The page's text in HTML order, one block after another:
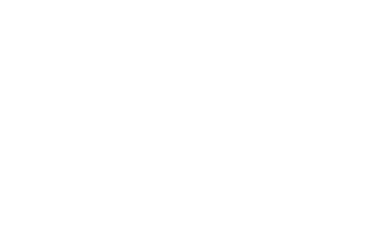
она носит имя Михаила Ивановича